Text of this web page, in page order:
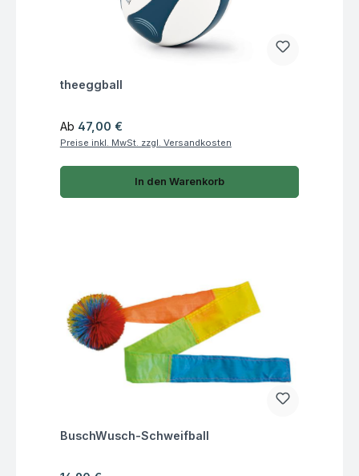
Fragen zum Artikel
theeggball
Regulärer Preis:
Ab 47,00 €
Preise inkl. MwSt. zzgl. Versandkosten
In den Warenkorb
Fragen zum Artikel
BuschWusch-Schweifball